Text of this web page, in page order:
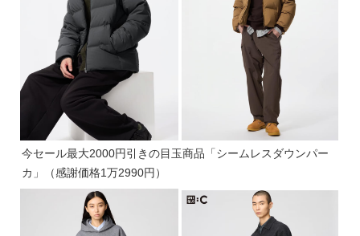
今セール最大2000円引きの目玉商品「シームレスダウンパー
カ」（感謝価格1万2990円）